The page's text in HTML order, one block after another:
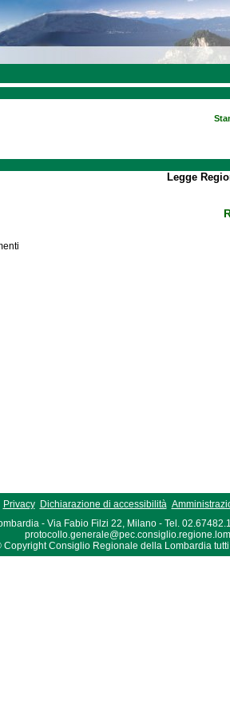
Legge
Privacy Dichiarazione di accessibilità
- Via Fabio Filzi 22, Milano - Tel.
Copyright Consiglio Regionale della Lombardia